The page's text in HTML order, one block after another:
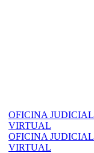
OFICINA JUDICIAL
VIRTUAL
OFICINA JUDICIAL
VIRTUAL